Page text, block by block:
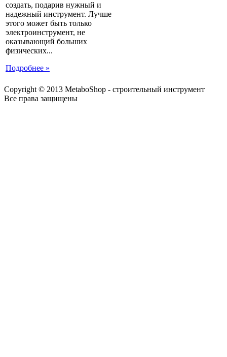
создать, подарив нужный и
надежный инструмент. Лучше
этого может быть только
электроинструмент, не
оказывающий больших
физических...
Подробнее »
Copyright © 2013 MetaboShop - строительный инструмент
Все права защищены